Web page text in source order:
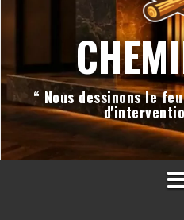
“ Nous dessinons le